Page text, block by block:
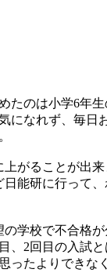
のは小学6年
なれず、毎
がることが出
能研に行って
学校で不合格
2回目の入試
たよりでき